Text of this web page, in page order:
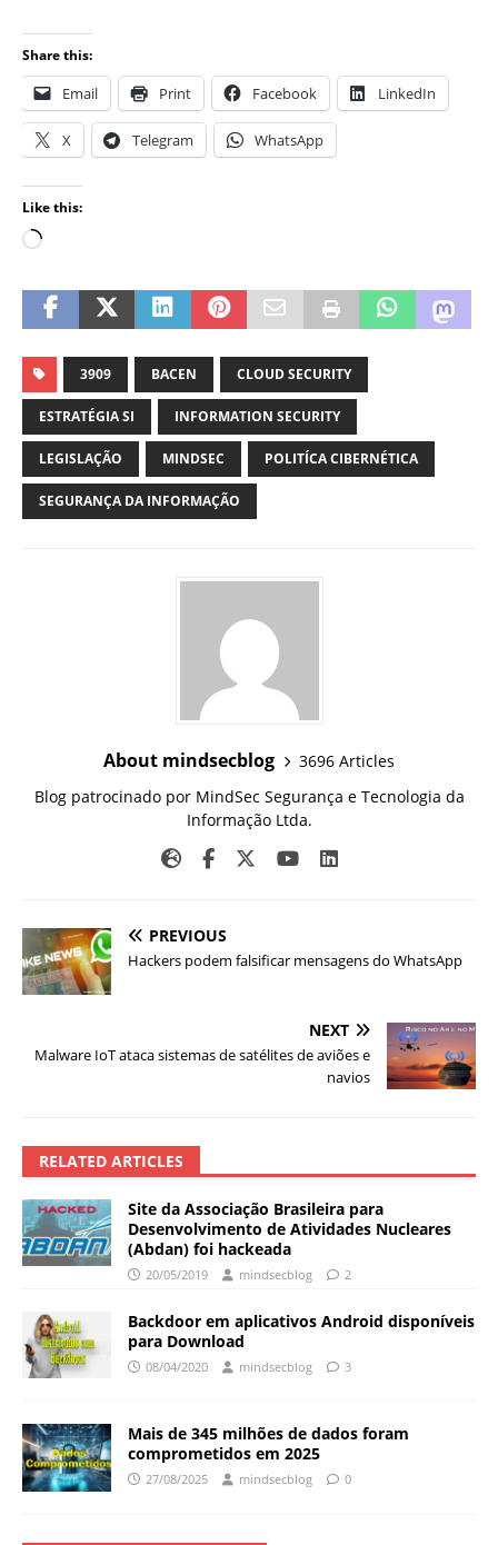
Share this:
Email Print Facebook LinkedIn
X Telegram WhatsApp
Like this:
3909 BACEN CLOUD SECURITY
ESTRATÉGIA SI INFORMATION SECURITY
LEGISLAÇÃO MINDSEC POLITÍCA CIBERNÉTICA
SEGURANÇA DA INFORMAÇÃO
About mindsecblog
3696 Articles
Blog patrocinado por MindSec Segurança e Tecnologia da
Informação Ltda.
PREVIOUS
Hackers podem falsificar mensagens do WhatsApp
NEXT
Malware IoT ataca sistemas de satélites de aviões e
navios
RELATED ARTICLES
Site da Associação Brasileira para
Desenvolvimento de Atividades Nucleares
(Abdan) foi hackeada
20/05/2019 mindsecblog 2
Backdoor em aplicativos Android disponíveis
para Download
08/04/2020 mindsecblog 3
Mais de 345 milhões de dados foram
comprometidos em 2025
27/08/2025 mindsecblog 0